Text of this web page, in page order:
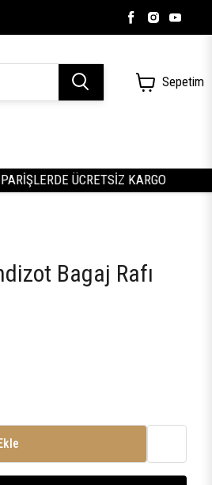
Sepetim
ÜCRETSİZ KARGO
Bagaj Rafı